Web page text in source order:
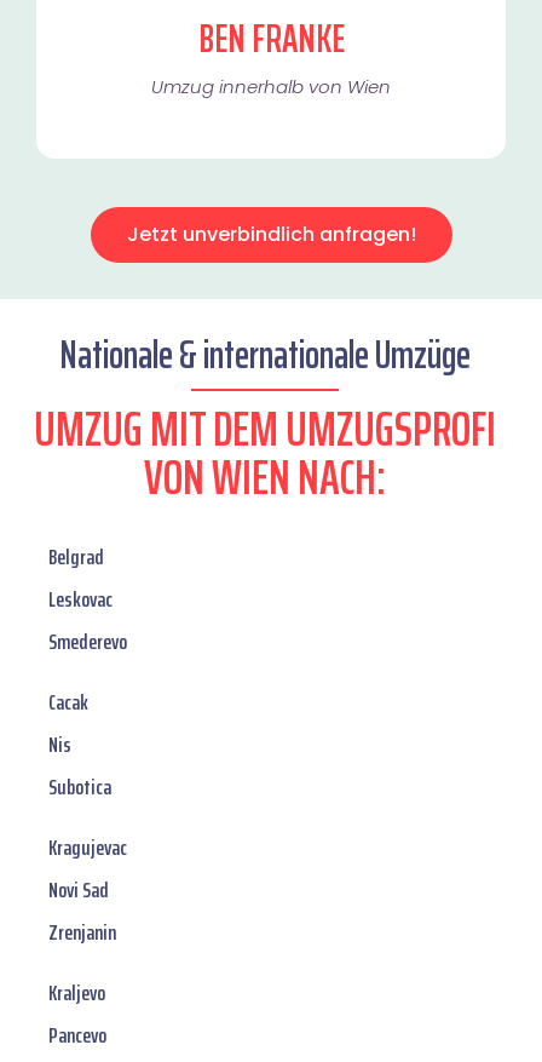
BEN FRANKE
Umzug innerhalb von Wien​
Jetzt unverbindlich anfragen!
Nationale & internationale Umzüge
UMZUG MIT DEM UMZUGSPROFI
VON WIEN NACH:
Belgrad
Leskovac
Smederevo
Cacak
Nis
Subotica
Kragujevac
Novi Sad
Zrenjanin
Kraljevo
Pancevo